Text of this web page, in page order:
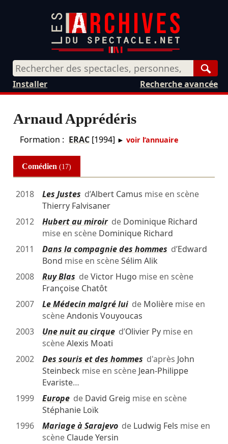
Recherche avancée
Installer
Arnaud Apprédéris
Formation : ERAC[1994] ► voir l’annuaire
Comédien(17)
2018 Les Justes d’Albert Camus mise en scène
Thierry Falvisaner
2012
Hubert au miroirde Dominique Richard
mise en scène Dominique Richard
2011
Dans la compagnie des hommes d’Edward
Bond mise en scèneSélim Alik
2008
Ruy Blas deVictor Hugo mise en scène
Françoise Chatôt
2007
Le Médecin malgré luide Molièremise en
scèneAndonis Vouyoucas
2003
Une nuit au cirqued’Olivier Pymise en
scèneAlexis Moati
2002
Des souris et des hommes d'après John
Steinbeck mise en scène Jean-Philippe
Evariste…
1999
Europede David Greig mise en scène
Stéphanie Loïk
1996
Mariage à Sarajevode Ludwig Fels mise en
scène Claude Yersin